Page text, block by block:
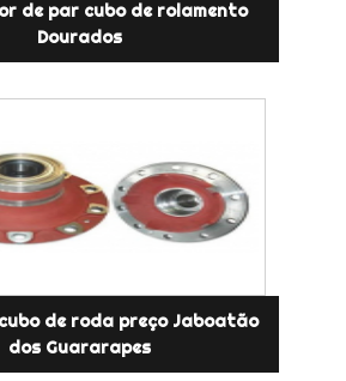
de par cubo de rolamento
Dourados
de roda preço Jaboatão
dos Guararapes